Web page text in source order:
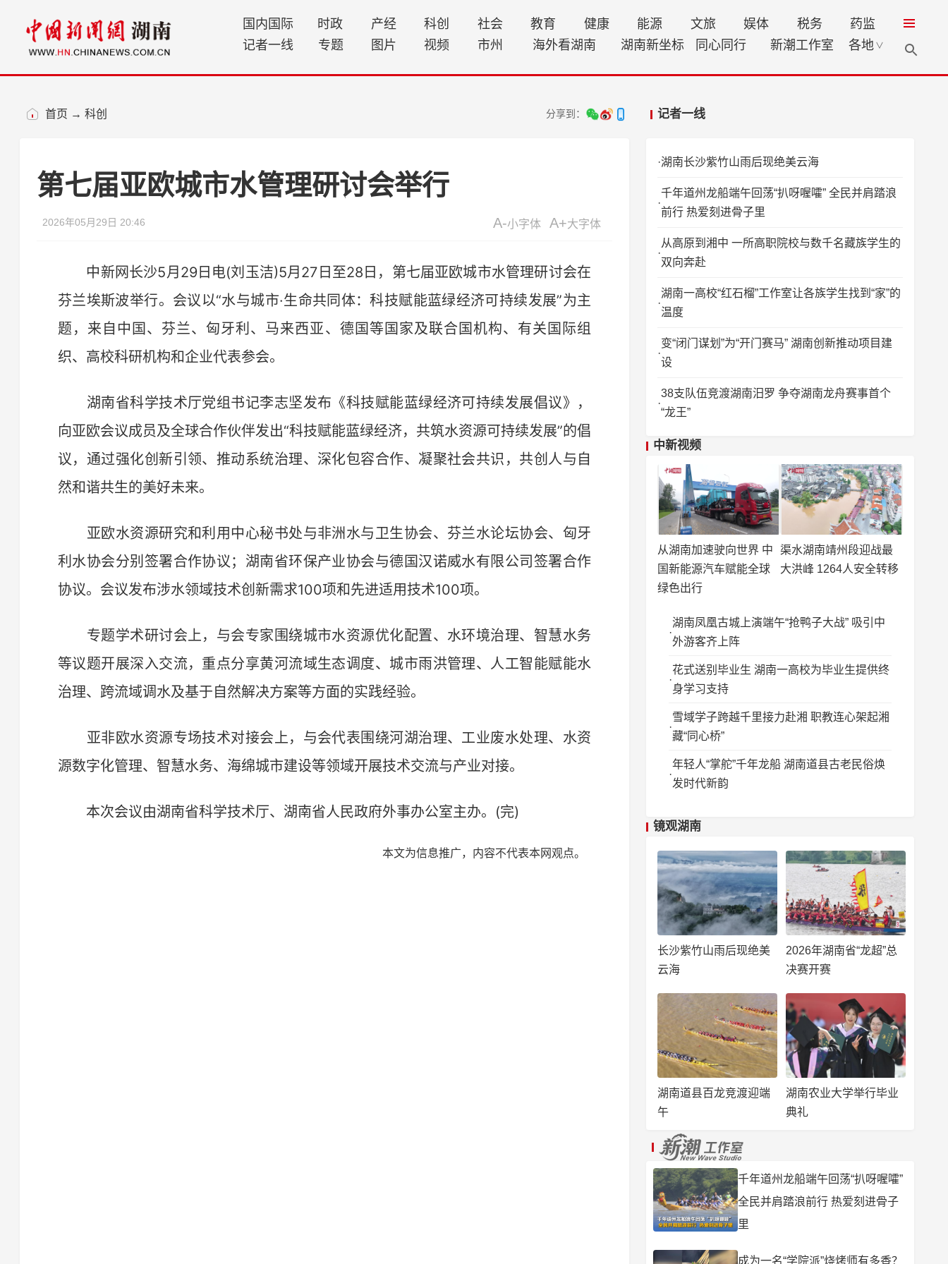
国内国际 时政 产经 科创 社会 教育 健康 能源 文旅 娱体 税务
药监
记者一线
专题 图片 视频 市州 海外看湖南 湖南新坐标 同心同行 新潮工作室 各地 ∨
首页 → 科创 分享到： 记者一线
第七届亚欧城市水管理研讨会举行
2026年05月29日 20:46 A-小字体 A+大字体
中新网长沙5月29日电(刘玉洁)5月27日至28日，第七届亚欧城市水管理研讨会在
芬兰埃斯波举行。会议以“水与城市·生命共同体：科技赋能蓝绿经济可持续发展”为主
题，来自中国、芬兰、匈牙利、马来西亚、德国等国家及联合国机构、有关国际组
织、高校科研机构和企业代表参会。
湖南省科学技术厅党组书记李志坚发布《科技赋能蓝绿经济可持续发展倡议》，
向亚欧会议成员及全球合作伙伴发出“科技赋能蓝绿经济，共筑水资源可持续发展”的倡
议，通过强化创新引领、推动系统治理、深化包容合作、凝聚社会共识，共创人与自
然和谐共生的美好未来。
亚欧水资源研究和利用中心秘书处与非洲水与卫生协会、芬兰水论坛协会、匈牙
利水协会分别签署合作协议；湖南省环保产业协会与德国汉诺威水有限公司签署合作
协议。会议发布涉水领域技术创新需求100项和先进适用技术100项。
专题学术研讨会上，与会专家围绕城市水资源优化配置、水环境治理、智慧水务
等议题开展深入交流，重点分享黄河流域生态调度、城市雨洪管理、人工智能赋能水
治理、跨流域调水及基于自然解决方案等方面的实践经验。
亚非欧水资源专场技术对接会上，与会代表围绕河湖治理、工业废水处理、水资
源数字化管理、智慧水务、海绵城市建设等领域开展技术交流与产业对接。
本次会议由湖南省科学技术厅、湖南省人民政府外事办公室主办。(完)
本文为信息推广，内容不代表本网观点。
湖南长沙紫竹山雨后现绝美云海
千年道州龙船端午回荡“扒呀喔嚯” 全民并肩踏浪
前行 热爱刻进骨子里
从高原到湘中 一所高职院校与数千名藏族学生的
双向奔赴
湖南一高校“红石榴”工作室让各族学生找到“家”的
温度
变“闭门谋划”为“开门赛马” 湖南创新推动项目建
设
38支队伍竞渡湖南汨罗 争夺湖南龙舟赛事首个
“龙王”
中新视频
从湖南加速驶向世界 中
国新能源汽车赋能全球
绿色出行
渠水湖南靖州段迎战最
大洪峰 1264人安全转移
湖南凤凰古城上演端午“抢鸭子大战” 吸引中
外游客齐上阵
花式送别毕业生 湖南一高校为毕业生提供终
身学习支持
雪域学子跨越千里接力赴湘 职教连心架起湘
藏“同心桥”
年轻人“掌舵”千年龙船 湖南道县古老民俗焕
发时代新韵
镜观湖南
长沙紫竹山雨后现绝美
云海
2026年湖南省“龙超”总
决赛开赛
湖南道县百龙竞渡迎端
午
湖南农业大学举行毕业
典礼
千年道州龙船端午回荡“扒呀喔嚯”
全民并肩踏浪前行 热爱刻进骨子
里
成为一名“学院派”烧烤师有多香？